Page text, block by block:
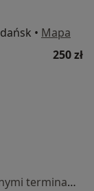
• Mapa
250 zł
Brak dostępnych specjalistów z wolnymi terminami w tym centrum medycznym.